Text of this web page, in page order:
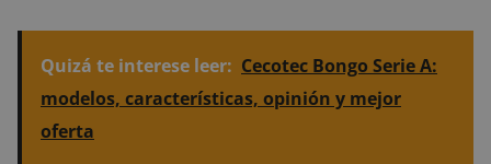
Quizá te interese leer: Cecotec Bongo Serie A:
modelos, características, opinión y mejor
oferta